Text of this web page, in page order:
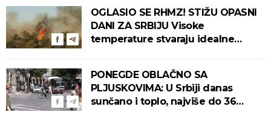
OGLASIO SE RHMZ! STIŽU OPASNI
DANI ZA SRBIJU Visoke
temperature stvaraju idealne
PONEGDE OBLAČNO SA
PLJUSKOVIMA: U Srbiji danas
sunčano i toplo, najviše do 36